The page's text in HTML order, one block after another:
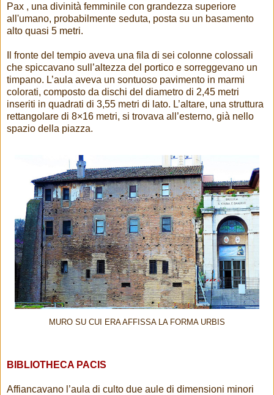
Pax , una divinità femminile con grandezza superiore
all'umano, probabilmente seduta, posta su un basamento
alto quasi 5 metri.
Il fronte del tempio aveva una fila di sei colonne colossali
che spiccavano sull’altezza del portico e sorreggevano un
timpano. L’aula aveva un sontuoso pavimento in marmi
colorati, composto da dischi del diametro di 2,45 metri
inseriti in quadrati di 3,55 metri di lato. L’altare, una struttura
rettangolare di 8×16 metri, si trovava all’esterno, già nello
spazio della piazza.
MURO SU CUI ERA AFFISSA LA FORMA URBIS
BIBLIOTHECA PACIS
Affiancavano l’aula di culto due aule di dimensioni minori